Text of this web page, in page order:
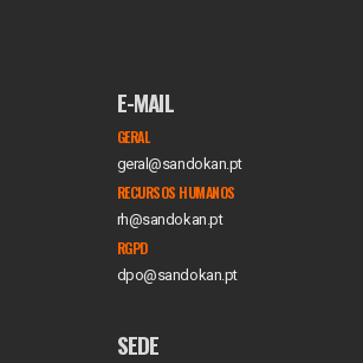
E-MAIL
GERAL
geral@sandokan.pt
RECURSOS HUMANOS
rh@sandokan.pt
RGPD
dpo@sandokan.pt
SEDE